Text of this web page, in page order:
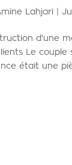
Lahjari |
d'une
Le
était une